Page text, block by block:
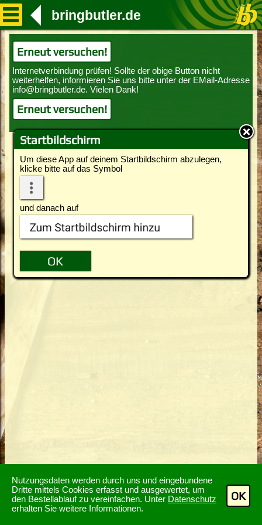
Nutzungsdaten werden durch uns und eingebundene
Dritte mittels Cookies erfasst und ausgewertet, um
den Bestellablauf zu vereinfachen. Unter Datenschutz
erhalten Sie weitere Informationen.
OK
Startbildschirm
Um diese App auf deinem Startbildschirm abzulegen,
klicke bitte auf das Symbol
und danach auf
bringbutler.de
Erneut versuchen!
Erneut versuchen!